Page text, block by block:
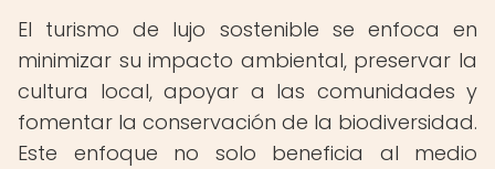
El turismo de lujo sostenible se enfoca en
minimizar su impacto ambiental, preservar la
cultura local, apoyar a las comunidades y
fomentar la conservación de la biodiversidad.
Este enfoque no solo beneficia al medio